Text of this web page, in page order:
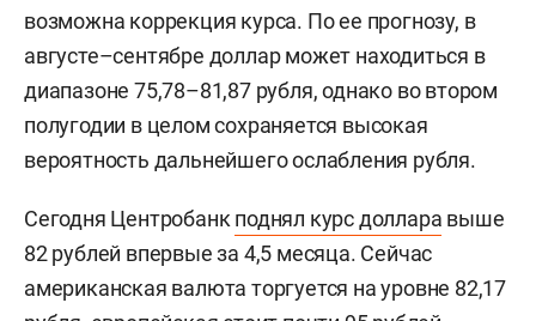
возможна коррекция курса. По ее прогнозу, в
августе–сентябре доллар может находиться в
диапазоне 75,78–81,87 рубля, однако во втором
полугодии в целом сохраняется высокая
вероятность дальнейшего ослабления рубля.
Сегодня Центробанк поднял курс доллара выше
82 рублей впервые за 4,5 месяца. Сейчас
американская валюта торгуется на уровне 82,17